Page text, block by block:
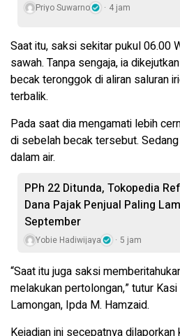
Priyo Suwarno 4 jam
Saat itu, saksi sekitar pukul 06.00
sawah. Tanpa sengaja, ia
becak teronggok di aliran saluran
terbalik.
Pada saat dia mengamati lebih
di sebelah becak tersebut.
dalam air.
PPh 22 Ditunda, Tokopedia
Dana Pajak Penjual Paling
September
Yobie Hadiwijaya 5 jam
“Saat itu juga saksi
melakukan pertolongan,” tutur
Lamongan, Ipda M. Hamzaid.
Kejadian ini secepatnya